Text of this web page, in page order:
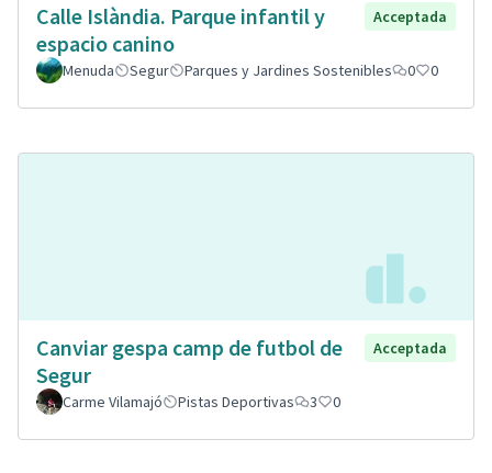
Calle Islàndia. Parque infantil y
espacio canino
Acceptada
Menuda Segur Parques y Jardines Sostenibles 0 0
Canviar gespa camp de futbol de
Segur
Acceptada
Carme Vilamajó Pistas Deportivas 3 0